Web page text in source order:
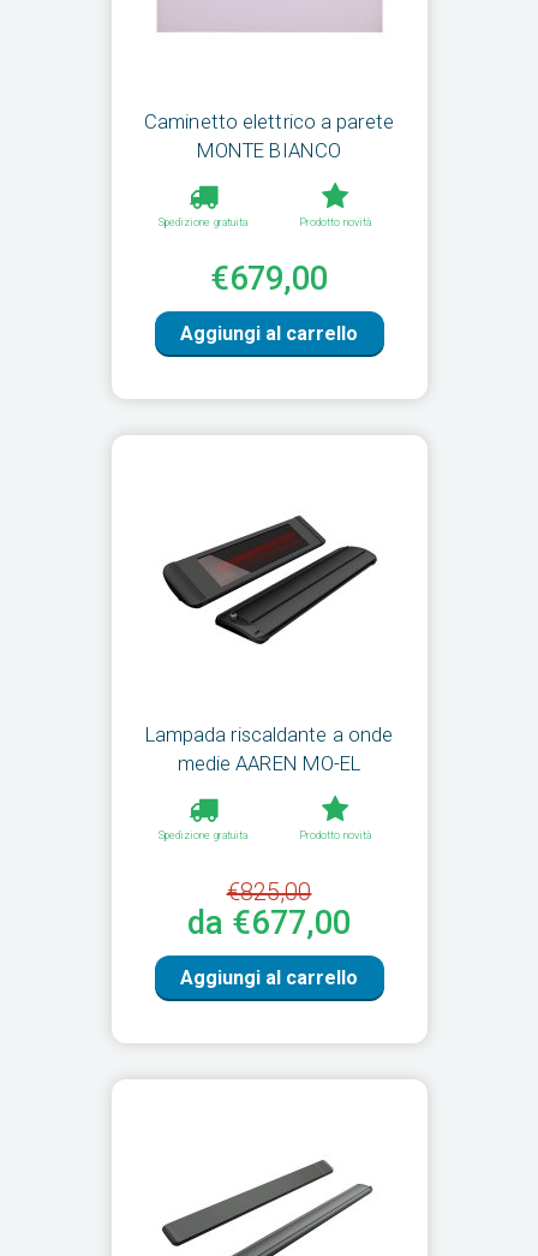
Caminetto elettrico a parete
MONTE BIANCO
Spedizione gratuita Prodotto novità
€679,00
Aggiungi al carrello
Lampada riscaldante a onde
medie AAREN MO-EL
Spedizione gratuita Prodotto novità
€825,00
da €677,00
Aggiungi al carrello